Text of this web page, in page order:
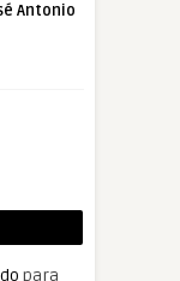
Antonio
para